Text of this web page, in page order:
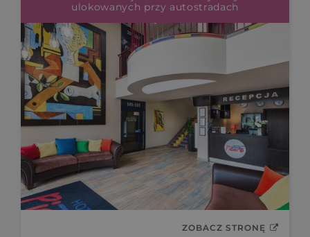
ulokowanych przy autostradach
ZOBACZ STRONĘ